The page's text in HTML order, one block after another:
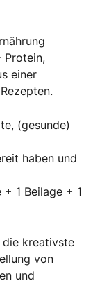
Protein,
einer
(gesunde)
haben und
+ 1 Beilage + 1
die kreativste
von
und